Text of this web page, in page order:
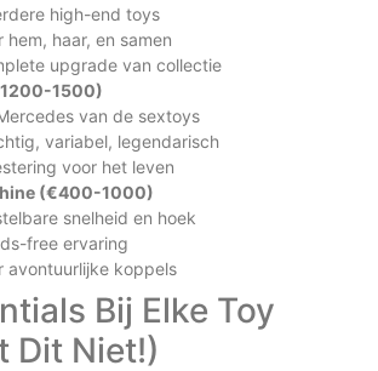
high-end toys
hem, haar, en samen
upgrade van collectie
1500)
van de sextoys
variabel, legendarisch
voor het leven
(€400-1000)
snelheid en hoek
free ervaring
avontuurlijke koppels
Bij Elke Toy
Dit Niet!)